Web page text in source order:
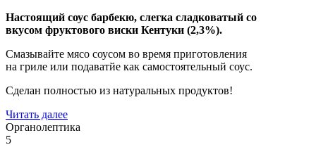
Настоящий соус барбекю, слегка сладковатый со
вкусом фруктового виски Кентуки (2,3%).
Смазывайте мясо соусом во время приготовления
на гриле или подаватйе как самостоятельный соус.
Сделан полностью из натуральных продуктов!
Читать далее
Органолептика
5